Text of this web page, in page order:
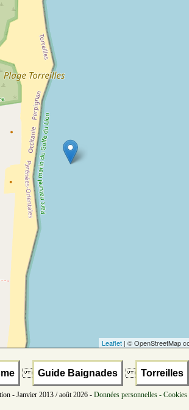
Leaflet | © OpenStreetMap
Guide Baignades Torreilles
- Janvier 2013 / août 2026 - Données personnelles -